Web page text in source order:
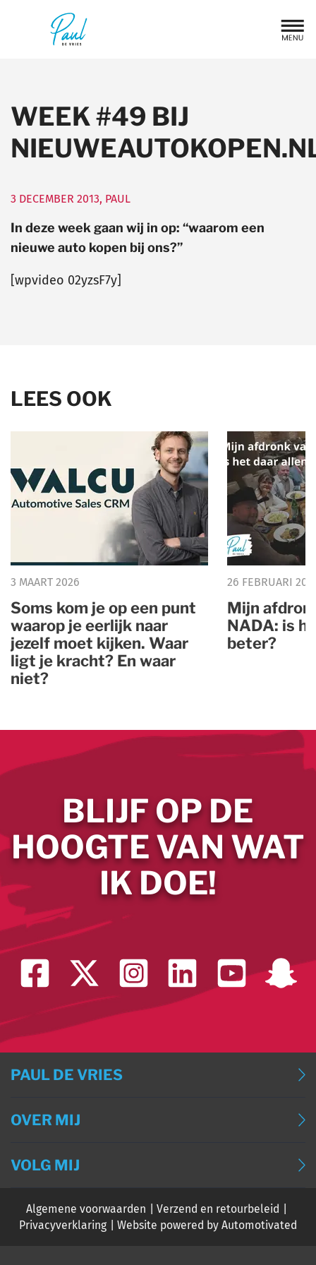
WEEK #49 BIJ
3 DECEMBER 2013, PAUL
In deze week gaan wij in op: “waarom een
nieuwe auto kopen bij ons?”
[wpvideo 02yzsF7y]
LEES OOK
3 MAART 2026
Soms kom je op een punt
waarop je eerlijk naar
jezelf moet kijken. Waar
ligt je kracht? En waar
niet?
26 FEBRUARI
Mijn
NADA: is
beter?
BLIJF OP DE
HOOGTE VAN WAT
IK DOE!
PAUL DE VRIES
BLOG (DEUTSCH)
EVENTS
OVER MIJ
VOLG MIJ
Algemene voorwaarden
Verzend en retourbeleid
Privacyverklaring
Website powered by Automotivated